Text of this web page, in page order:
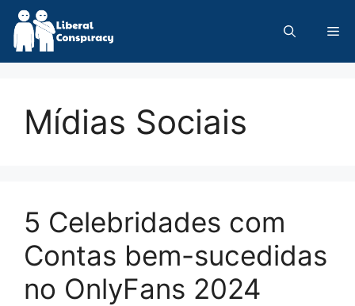
Skip
content
Mídias Sociais
5 Celebridades com
Contas bem-sucedidas
no OnlyFans 2024